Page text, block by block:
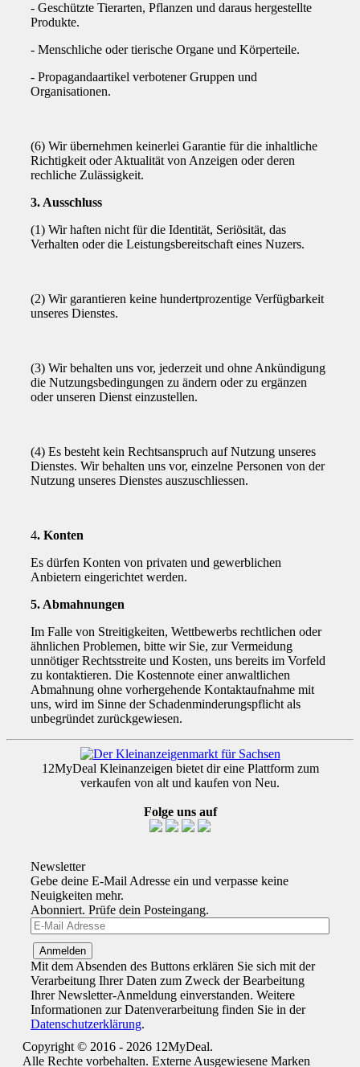
- Geschützte Tierarten, Pflanzen und daraus hergestellte
Produkte.
- Menschliche oder tierische Organe und Körperteile.
- Propagandaartikel verbotener Gruppen und
Organisationen.
(6) Wir übernehmen keinerlei Garantie für die inhaltliche
Richtigkeit oder Aktualität von Anzeigen oder deren
rechliche Zulässigkeit.
3. Ausschluss
(1) Wir haften nicht für die Identität, Seriösität, das
Verhalten oder die Leistungsbereitschaft eines Nuzers.
(2) Wir garantieren keine hundertprozentige Verfügbarkeit
unseres Dienstes.
(3) Wir behalten uns vor, jederzeit und ohne Ankündigung
die Nutzungsbedingungen zu ändern oder zu ergänzen
oder unseren Dienst einzustellen.
(4) Es besteht kein Rechtsanspruch auf Nutzung unseres
Dienstes. Wir behalten uns vor, einzelne Personen von der
Nutzung unseres Dienstes auszuschliessen.
4. Konten
Es dürfen Konten von privaten und gewerblichen
Anbietern eingerichtet werden.
5. Abmahnungen
Im Falle von Streitigkeiten, Wettbewerbs rechtlichen oder
ähnlichen Problemen, bitte wir Sie, zur Vermeidung
unnötiger Rechtsstreite und Kosten, uns bereits im Vorfeld
zu kontaktieren. Die Kostennote einer anwaltlichen
Abmahnung ohne vorhergehende Kontaktaufnahme mit
uns, wird im Sinne der Schadenminderungspflicht als
unbegründet zurückgewiesen.
12MyDeal Kleinanzeigen bietet dir eine Plattform zum
verkaufen von alt und kaufen von Neu.
Folge uns auf
Newsletter
Gebe deine E-Mail Adresse ein und verpasse keine
Neuigkeiten mehr.
Abonniert. Prüfe dein Posteingang.
Mit dem Absenden des Buttons erklären Sie sich mit der
Verarbeitung Ihrer Daten zum Zweck der Bearbeitung
Ihrer Newsletter-Anmeldung einverstanden. Weitere
Informationen zur Datenverarbeitung finden Sie in der
Datenschutzerklärung.
Copyright © 2016 - 2026 12MyDeal.
Alle Rechte vorbehalten. Externe Ausgewiesene Marken